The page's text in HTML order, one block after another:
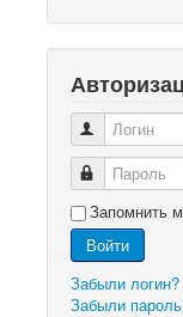
Логин
Пароль
Запомнить
Войти
Забыли логин?
Забыли